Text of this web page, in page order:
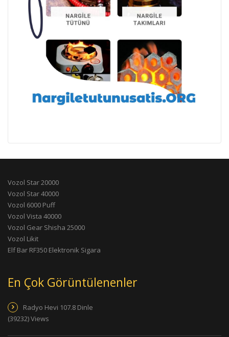
Vozol Star 20000
Vozol Star 40000
Vozol 6000 Puff
Vozol Vista 40000
Vozol Gear Shisha 25000
Vozol Likit
Elf Bar RF350 Elektronik Sigara
En Çok Görüntülenenler
Radyo Hevi 107.8 Dinle
(39232) Views